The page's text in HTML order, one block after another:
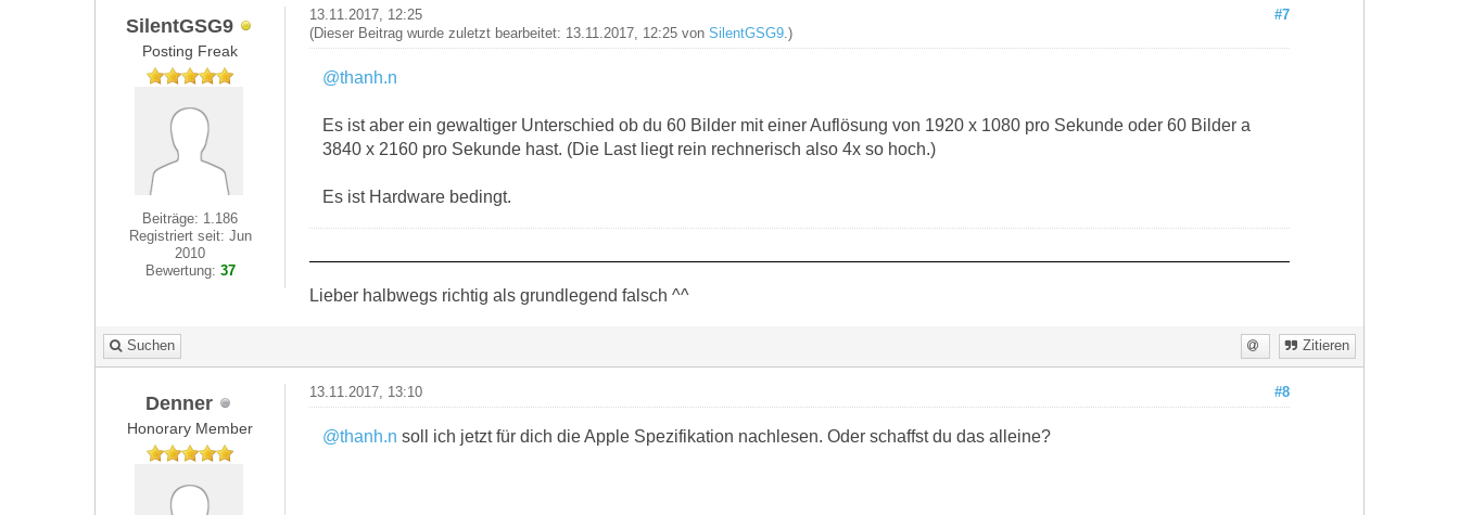
SilentGSG9
Posting Freak
Beiträge: 1.186
Registriert seit: Jun
2010
Bewertung: 37
#7
13.11.2017, 12:25
(Dieser Beitrag wurde zuletzt bearbeitet: 13.11.2017, 12:25 von SilentGSG9.)
@thanh.n
Es ist aber ein gewaltiger Unterschied ob du 60 Bilder mit einer Auflösung von 1920 x 1080 pro Sekunde oder 60 Bilder a
3840 x 2160 pro Sekunde hast. (Die Last liegt rein rechnerisch also 4x so hoch.)
Es ist Hardware bedingt.
Lieber halbwegs richtig als grundlegend falsch ^^
Suchen Zitieren
Denner
Honorary Member
#8
13.11.2017, 13:10
@thanh.n soll ich jetzt für dich die Apple Spezifikation nachlesen. Oder schaffst du das alleine?